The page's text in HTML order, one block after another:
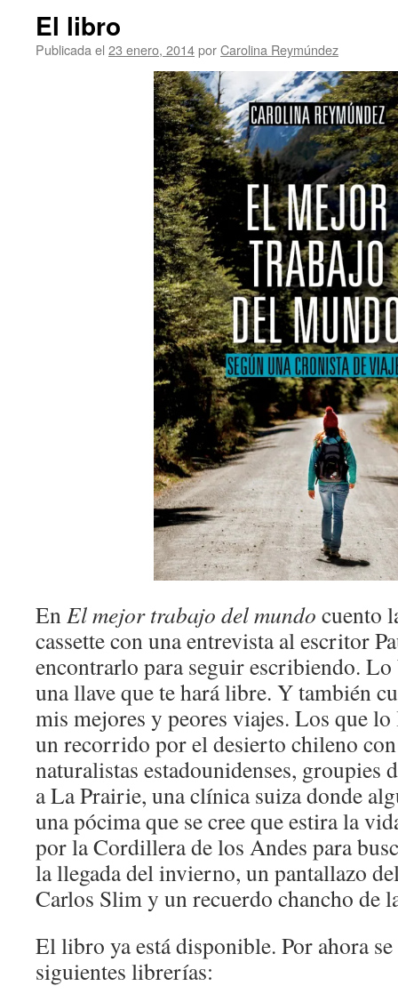
El libro
Publicada el 23 enero, 2014porCarolina Reymúndez
EnEl mejor trabajo del mundo cuento
cassette con una entrevista al escritor
encontrarlo para seguir escribiendo. Lo
una llave que te hará libre. Y también
mis mejores y peores viajes. Los que
un recorrido por el desierto chileno
naturalistas estadounidenses, groupies
a La Prairie, una clínica suiza donde
una pócima que se cree que estira la
por la Cordillera de los Andes para
la llegada del invierno, un pantallazo
Carlos Slim y un recuerdo chancho de
El libro ya está disponible. Por ahora
siguientes librerías: